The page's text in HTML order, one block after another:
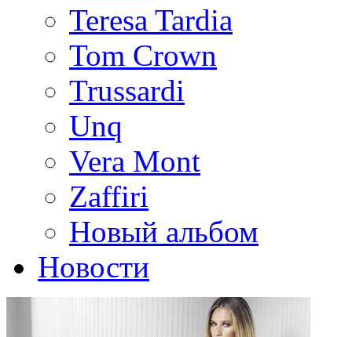
Teresa Tardia
Tom Crown
Trussardi
Unq
Vera Mont
Zaffiri
Новый альбом
Новости